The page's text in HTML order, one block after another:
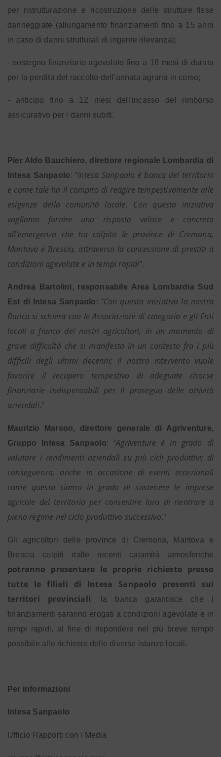
per ristrutturazione e ricostruzione delle strutture fisse
danneggiate (allungamento finanziamenti fino a 15 anni
in caso di danni strutturali di ingente rilevanza);
- sostegno finanziario agevolato fino a 18 mesi di durata
per la perdita del raccolto dell’annata agraria in corso;
- anticipo fino a 12 mesi dell'incasso del rimborso
assicurativo per i danni subiti.
Pier Aldo Bauchiero, direttore regionale Lombardia di
Intesa Sanpaolo: “Intesa Sanpaolo è banca del territorio
e come tale ha il compito di reagire tempestivamente alle
esigenze della comunità locale. Con questa iniziativa
vogliamo fornire una risposta veloce e concreta
all'emergenza che ha colpito le province di Cremona,
Mantova e Brescia, attraverso la concessione di prestiti a
condizioni agevolate e in tempi rapidi”.
Andrea Bartolini, responsabile Area Lombardia Sud
Est di Intesa Sanpaolo : “Con questa iniziativa la nostra
Banca si schiera con le Associazioni di categoria e gli Enti
locali a fianco dei nostri agricoltori, in un momento di
grave difficoltà che si manifesta in un contesto fra i più
difficili degli ultimi decenni; il nostro intervento vuole
favorire il recupero tempestivo di adeguate risorse
finanziarie indispensabili per il proseguo delle attività
aziendali.”
Maurizio Marson, direttore generale di Agriventure,
Gruppo Intesa Sanpaolo: “Agriventure è in grado di
valutare i rendimenti aziendali su più cicli produttivi; di
conseguenza, anche in occasione di eventi eccezionali
come questo siamo in grado di sostenere le imprese
agricole del territorio per consentire loro di rientrare a
pieno regime nel ciclo produttivo successivo.”
Gli agricoltori delle province di Cremona, Mantova e
Brescia colpiti dalle recenti calamità atmosferiche
potranno presentare le proprie richieste presso
tutte le filiali di Intesa Sanpaolo presenti sui
territori provinciali: la banca garantisce che i
finanziamenti saranno erogati a condizioni agevolate e in
tempi rapidi, al fine di rispondere nel più breve tempo
possibile alle richieste delle diverse istanze locali.
Per informazioni
Intesa Sanpaolo
Ufficio Rapporti con i Media